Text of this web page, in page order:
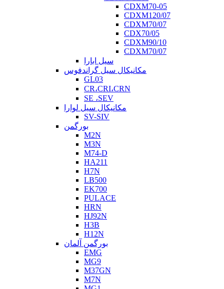
CDXM70-05
CDXM120/07
CDXM70/07
CDX70/05
CDXM90/10
CDXM70/07
سیل ابارا
مکانیکال سیل گراندفوس
GL03
CR،CRI،CRN
SE ،SEV
مکانیکال سیل لوارا
SV-SIV
بورگمن
M2N
M3N
M74-D
HA211
H7N
LB500
EK700
PULACE
HRN
HJ92N
H3B
H12N
بورگمن آلمان
EMG
MG9
M37GN
M7N